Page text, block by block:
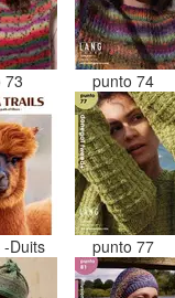
73 punto 74
Duits punto 77